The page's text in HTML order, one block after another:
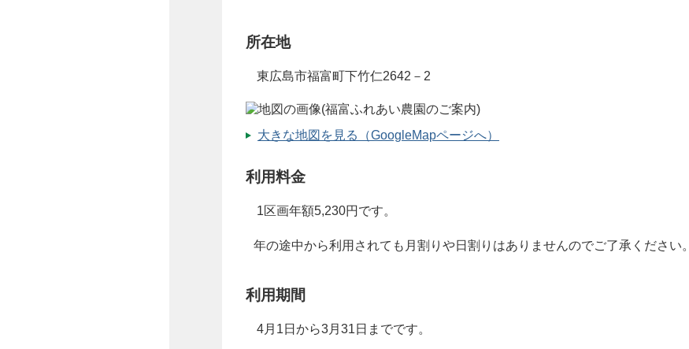
所在地
東広島市福富町下竹仁2642－2
大きな地図を見る（GoogleMapページへ）
利用料金
1区画年額5,230円です。
年の途中から利用されても月割りや日割りはありませんのでご了承ください。
利用期間
4月1日から3月31日までです。